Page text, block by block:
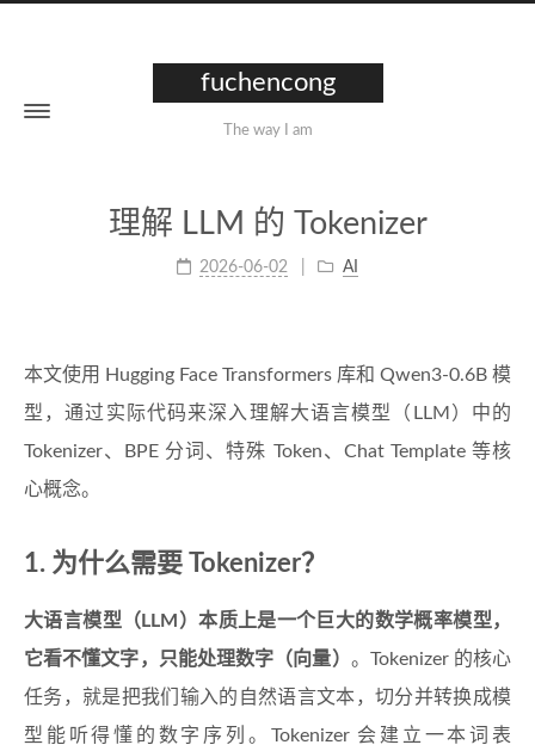
fuchencong
The way I am
理解 LLM 的 Tokenizer
2026-06-02 AI
本文使用 Hugging Face Transformers 库和 Qwen3-0.6B 模
型，通过实际代码来深入理解大语言模型（LLM）中的
Tokenizer、BPE 分词、特殊 Token、Chat Template 等核
心概念。
1. 为什么需要 Tokenizer？
大语言模型（LLM）本质上是一个巨大的数学概率模型，
它看不懂文字，只能处理数字（向量） 。Tokenizer 的核心
任务，就是把我们输入的自然语言文本，切分并转换成模
型能听得懂的数字序列。Tokenizer 会建立一本词表